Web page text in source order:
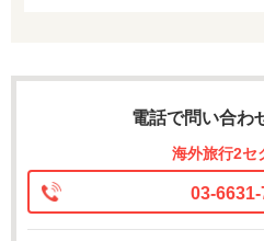
電話で問い合わ
海外旅行2セ
03-